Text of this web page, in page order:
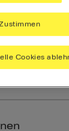
Cookies